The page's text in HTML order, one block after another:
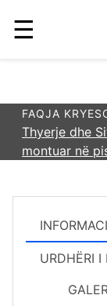
☰
FAQJA
Thyerje dhe
montuar në
URDHËRI I